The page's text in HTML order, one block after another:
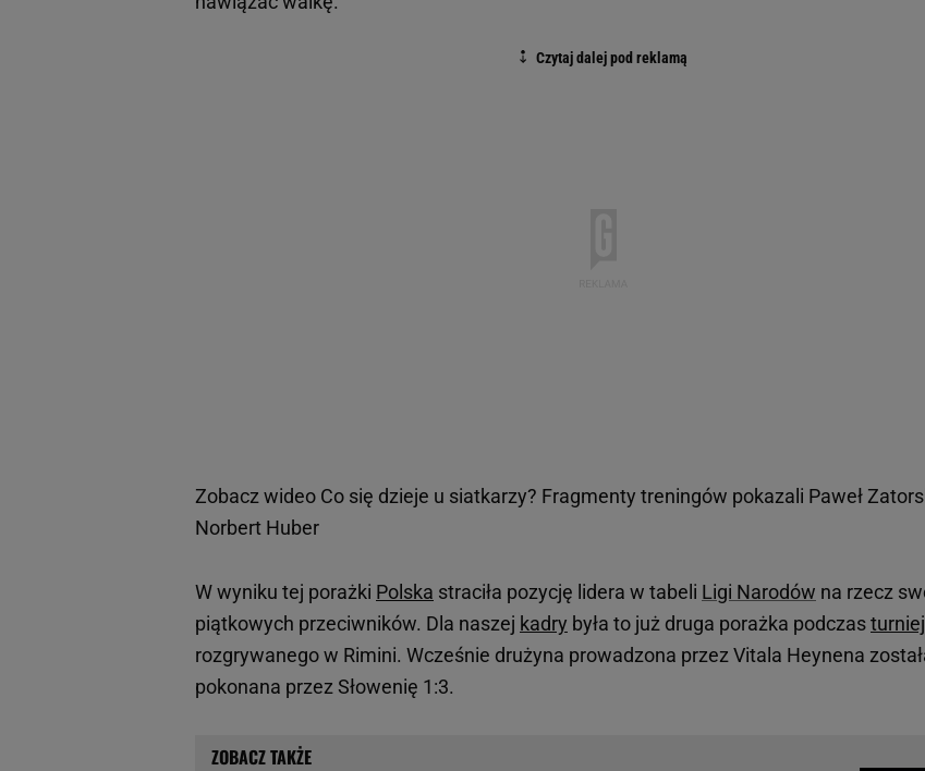
Zobacz wideo Co się dzieje u siatkarzy? Fragmenty treningów pokazali Paweł
Norbert Huber
W wyniku tej porażki Polska straciła pozycję lidera w tabeli Ligi Narodów na rzecz
piątkowych przeciwników. Dla naszej kadry była to już druga porażka podczas
rozgrywanego w Rimini. Wcześnie drużyna prowadzona przez Vitala Heynena
pokonana przez Słowenię 1:3.